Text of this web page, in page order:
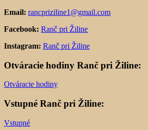
Email: rancpriziline1@gmail.com
Facebook: Ranč pri Žiline
Instagram: Ranč pri Žiline
Otváracie hodiny Ranč pri Žiline:
Otváracie hodiny
Vstupné Ranč pri Žiline:
Vstupné